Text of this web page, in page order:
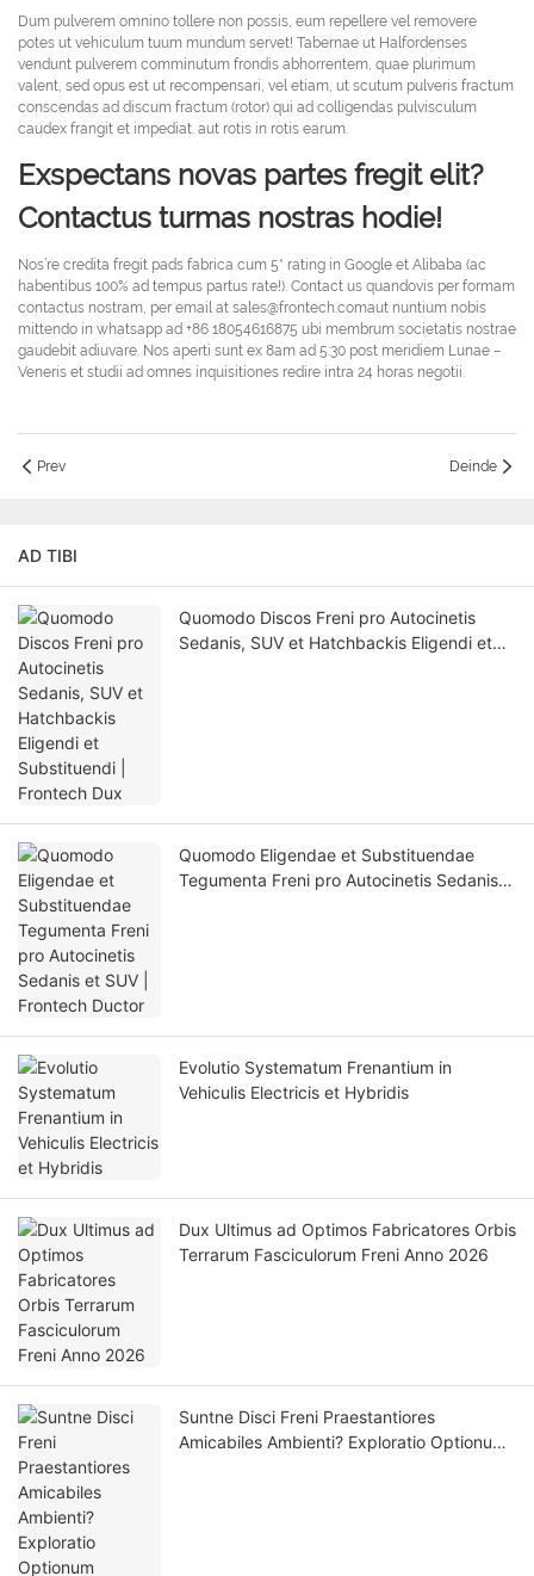
Dum pulverem omnino tollere non possis, eum repellere vel removere
potes ut vehiculum tuum mundum servet! Tabernae ut Halfordenses
vendunt pulverem comminutum frondis abhorrentem, quae plurimum
valent, sed opus est ut recompensari, vel etiam, ut scutum pulveris fractum
conscendas ad discum fractum (rotor) qui ad colligendas pulvisculum
caudex frangit et impediat. aut rotis in rotis earum.
Exspectans novas partes fregit elit?
Contactus turmas nostras hodie!
Nos’re credita fregit pads fabrica cum 5* rating in Google et Alibaba (ac
habentibus 100% ad tempus partus rate!). Contact us quandovis per formam
contactus nostram, per email at sales@frontech.comaut nuntium nobis
mittendo in whatsapp ad +86 18054616875 ubi membrum societatis nostrae
gaudebit adiuvare. Nos aperti sunt ex 8am ad 5:30 post meridiem Lunae –
Veneris et studii ad omnes inquisitiones redire intra 24 horas negotii.
Prev Deinde
AD TIBI
Quomodo Discos Freni pro Autocinetis
Sedanis, SUV et Hatchbackis Eligendi et
Quomodo Eligendae et Substituendae
Tegumenta Freni pro Autocinetis Sedanis
Evolutio Systematum Frenantium in
Vehiculis Electricis et Hybridis
Dux Ultimus ad Optimos Fabricatores Orbis
Terrarum Fasciculorum Freni Anno 2026
Suntne Disci Freni Praestantiores
Amicabiles Ambienti? Exploratio Optionum